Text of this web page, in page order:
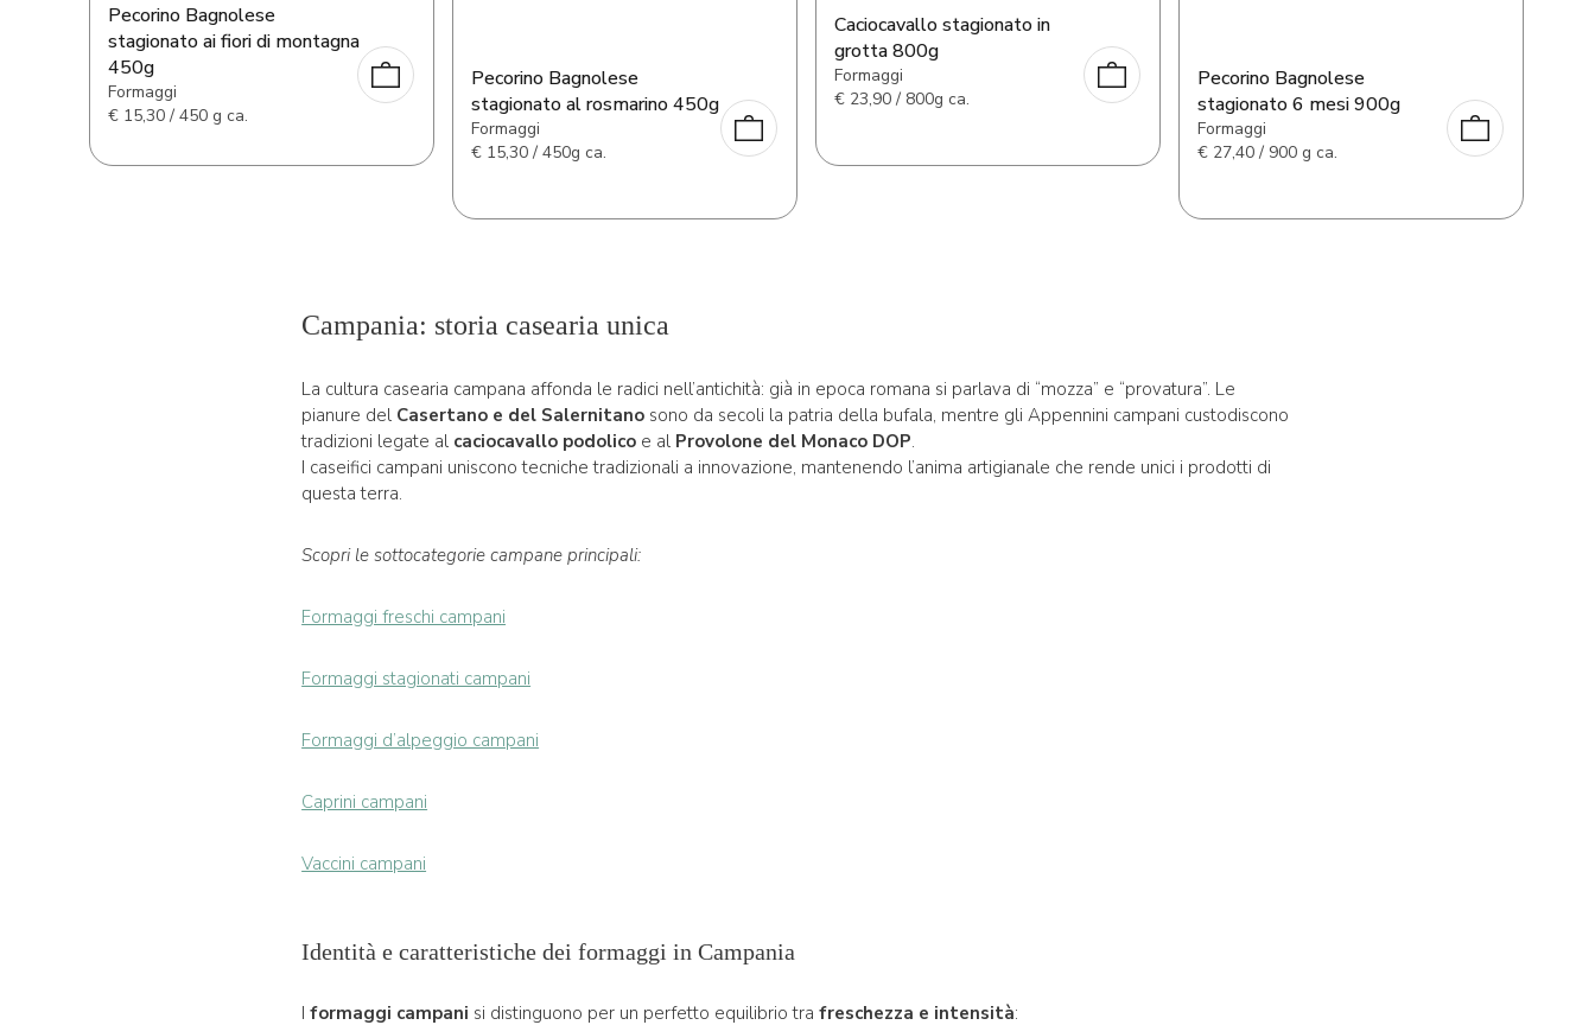
Pecorino Bagnolese
stagionato ai fiori di montagna
450g
Formaggi
€ 15,30 / 450 g ca.
Pecorino Bagnolese
stagionato al rosmarino 450g
Formaggi
€ 15,30 / 450g ca.
Caciocavallo stagionato in
grotta 800g
Formaggi
€ 23,90 / 800g ca.
Pecorino Bagnolese
stagionato 6 mesi 900g
Formaggi
€ 27,40 / 900 g ca.
Campania: storia casearia unica
La cultura casearia campana affonda le radici nell’antichità: già in epoca romana si parlava di “mozza” e “provatura”. Le
pianure del Casertano e del Salernitano sono da secoli la patria della bufala, mentre gli Appennini campani custodiscono
tradizioni legate al caciocavallo podolico e al Provolone del Monaco DOP.
I caseifici campani uniscono tecniche tradizionali a innovazione, mantenendo l’anima artigianale che rende unici i prodotti di
questa terra.
Scopri le sottocategorie campane principali:
Formaggi freschi campani
Formaggi stagionati campani
Formaggi d’alpeggio campani
Caprini campani
Vaccini campani
Identità e caratteristiche dei formaggi in Campania
Iformaggi campani si distinguono per un perfetto equilibrio trafreschezza e intensità: